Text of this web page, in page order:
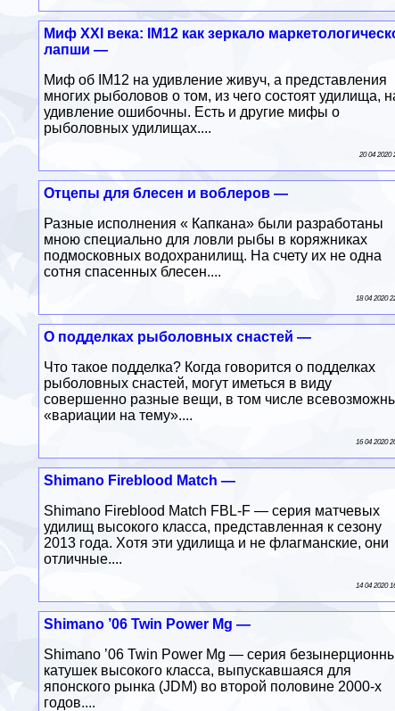
Миф XXI века: IM12 как зеркало
лапши —
Миф об IM12 на удивление живуч, а представления
многих рыболовов о том, из чего состоят удилища,
удивление ошибочны. Есть и другие мифы о
рыболовных удилищах....
20 04 2020
Отцепы для блесен и воблеров —
Разные исполнения « Капкана» были разработаны
мною специально для ловли рыбы в коряжниках
подмосковных водохранилищ. На счету их не одна
сотня спасенных блесен....
18 04 2020
О подделках рыболовных снастей —
Что такое подделка? Когда говорится о подделках
рыболовных снастей, могут иметься в виду
совершенно разные вещи, в том числе
«вариации на тему»....
16 04 2020
Shimano Fireblood Match —
Shimano Fireblood Match FBL-F — серия матчевых
удилищ высокого класса, представленная к сезону
2013 года. Хотя эти удилища и не флагманские, они
отличные....
14 04 2020
Shimano ’06 Twin Power Mg —
Shimano ’06 Twin Power Mg — серия
катушек высокого класса, выпускавшаяся для
японского рынка (JDM) во второй половине 2000-х
годов....